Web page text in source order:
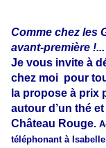
Comme chez les
avant-première !...
Je vous invite à
chez moi pour
la propose à prix
autour d’un thé
Château Rouge.
téléphonant à